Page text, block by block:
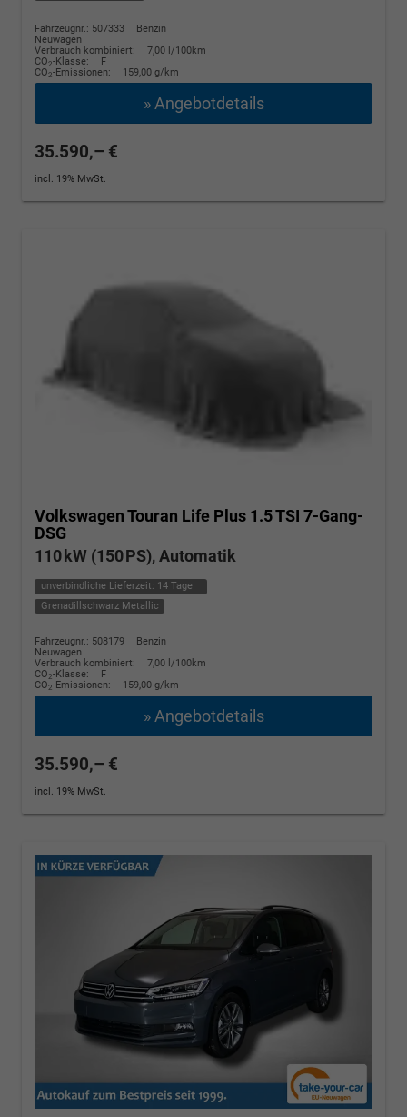
Fahrzeugnr.: 507333
Benzin
Neuwagen
Verbrauch kombiniert:
7,00 l/100km
CO2-Klasse:
F
CO2-Emissionen: 159,00 g/km
» Angebotdetails
35.590,– €
incl. 19% MwSt.
Volkswagen Touran Life Plus 1.5 TSI 7-Gang-
DSG
110 kW (150 PS), Automatik
unverbindliche Lieferzeit: 14 Tage
Grenadillschwarz Metallic
Fahrzeugnr.: 508179
Benzin
Neuwagen
Verbrauch kombiniert:
7,00 l/100km
CO2-Klasse:
F
CO2-Emissionen: 159,00 g/km
» Angebotdetails
35.590,– €
incl. 19% MwSt.